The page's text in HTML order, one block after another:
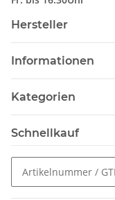
Hersteller
Informationen
Kategorien
Schnellkauf